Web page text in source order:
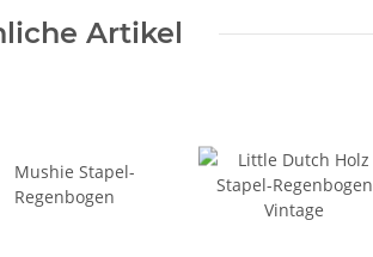
Artikel